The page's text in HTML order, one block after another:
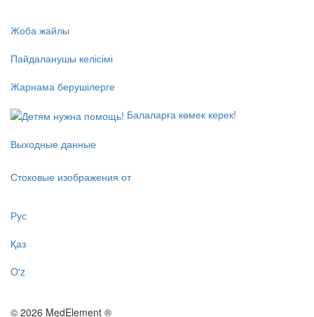
Жоба жайлы
Пайдаланушы келісімі
Жарнама берушілерге
Балаларға көмек керек!
Выходные данные
Стоковые изображения от
Рус
Қаз
O'z
© 2026 MedElement ®